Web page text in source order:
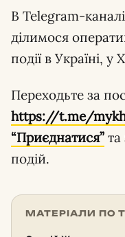
В Telegram-каналі
ділимося
події в Україні, у
Переходьте за
https://t.me/
“Приєднатися” та
подій.
МАТЕРІАЛИ ПО